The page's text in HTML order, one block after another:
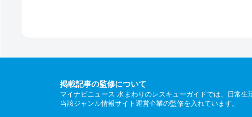
掲載記事の監修について
マイナビニュース 水まわりのレスキューガイドでは、日常
当該ジャンル情報サイト運営企業の監修を入れています。